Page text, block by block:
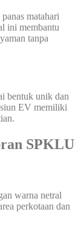
matahari
ini membantu
tanpa
bentuk unik dan
EV memiliki
SPKLU
warna netral
perkotaan dan